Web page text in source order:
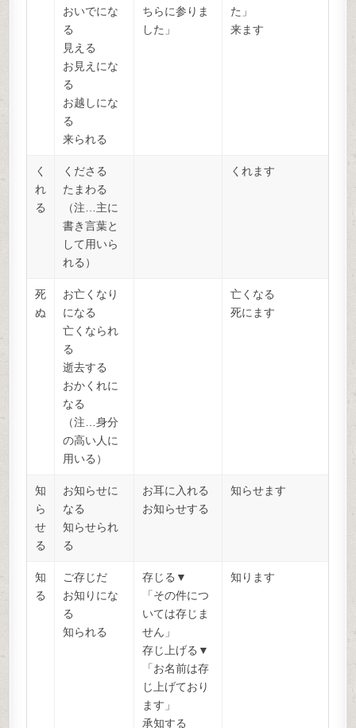
おいでにな
る
見える
お見えにな
る
お越しにな
る
来られる
ちらに参りま
した」
た」
来ます
く
れ
る
くださる
たまわる
（注…主に
書き言葉と
して用いら
れる）
くれます
死
ぬ
お亡くなり
になる
亡くなられ
る
逝去する
おかくれに
なる
（注…身分
の高い人に
用いる）
亡くなる
死にます
知
ら
せ
る
お知らせに
なる
知らせられ
る
お耳に入れる
お知らせする
知らせます
知
る
ご存じだ
お知りにな
る
知られる
存じる▼
「その件につ
いては存じま
せん」
存じ上げる▼
「お名前は存
じ上げており
ます」
承知する
知ります